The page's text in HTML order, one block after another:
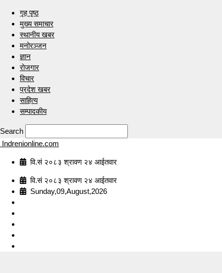
गृह पृष्ठ
मुख्य समाचार
स्थानीय खबर
मनोरञ्जन
ज्ञान
रोजगार
विचार
प्रदेश खबर
साहित्य
सम्पादकीय
Search
Indrenionline.com
वि.सं २०८३ श्रावण २४ आईतवार
वि.सं २०८३ श्रावण २४ आईतवार
Sunday,09,August,2026